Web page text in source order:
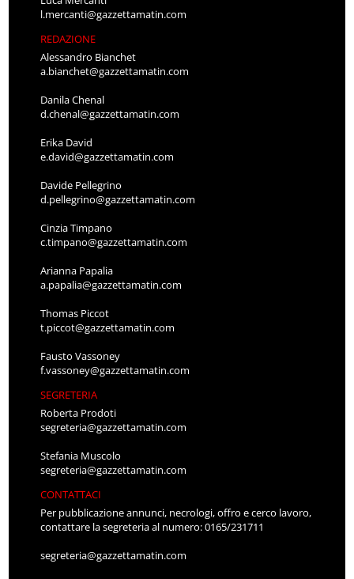
l.mercanti@gazzettamatin.com
REDAZIONE
Alessandro Bianchet
a.bianchet@gazzettamatin.com
Danila Chenal
d.chenal@gazzettamatin.com
Erika David
e.david@gazzettamatin.com
Davide Pellegrino
d.pellegrino@gazzettamatin.com
Cinzia Timpano
c.timpano@gazzettamatin.com
Arianna Papalia
a.papalia@gazzettamatin.com
Thomas Piccot
t.piccot@gazzettamatin.com
Fausto Vassoney
f.vassoney@gazzettamatin.com
SEGRETERIA
Roberta Prodoti
segreteria@gazzettamatin.com
Stefania Muscolo
segreteria@gazzettamatin.com
CONTATTACI
Per pubblicazione annunci, necrologi, offro e cerco lavoro,
contattare la segreteria al numero: 0165/231711
segreteria@gazzettamatin.com